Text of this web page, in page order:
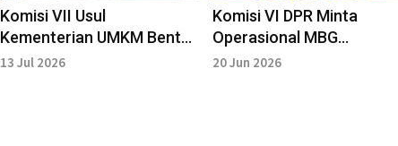
Komisi VII Usul
Kementerian UMKM Bentuk
Tim Pendamping Penilaian
13 Jul 2026
Komisi VI DPR Minta
Operasional MBG
Diperbaiki dan Skema
20 Jun 2026